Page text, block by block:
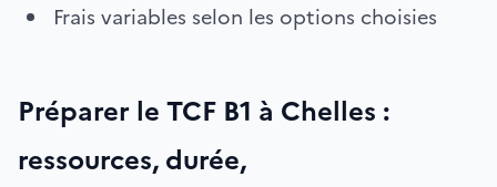
Frais variables selon les options choisies
Préparer le TCF B1 à Chelles :
ressources, durée,